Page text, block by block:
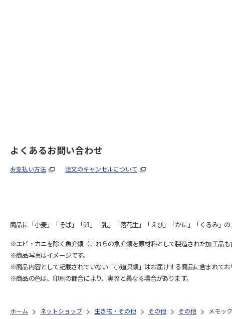
よくあるお問い合わせ
お支払い方法 注文のキャンセルについて
商品に「小麦」「そば」「卵」「乳」「落花生」「えび」「かに」「くるみ」
※エビ・カニを除く魚介類（これらの魚介類を原材料として製造された加工品
※商品写真はイメージです。
※商品内容として記載されていない「小道具類」はお届けする商品に含まれてお
※商品の色は、印刷の都合により、実際と異なる場合があります。
ホーム ネットショップ 生き物・その他 その他 その他 メモッ